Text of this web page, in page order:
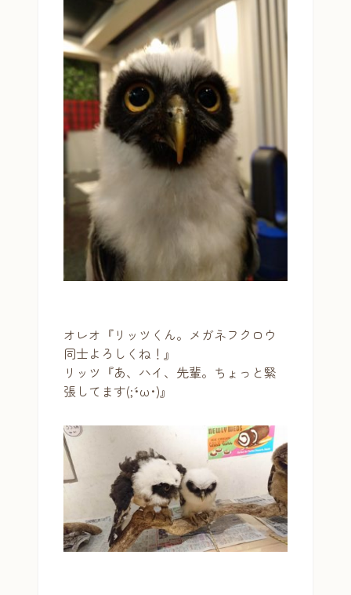
オレオ『リッツくん。メガネフクロウ
同士よろしくね！』
リッツ『あ、ハイ、先輩。ちょっと緊
張してます(;´･ω･)』